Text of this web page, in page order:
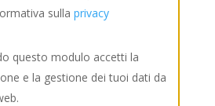
sulla privacy
questo modulo accetti la
e la gestione dei tuoi dati da